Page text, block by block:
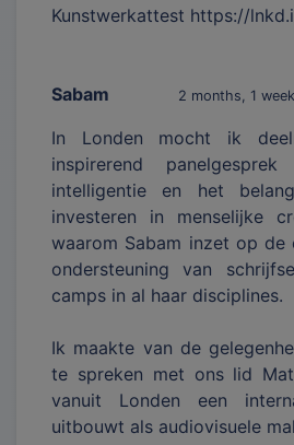
Kunstwerkattest https://
Sabam 2 months, 1
In Londen mocht ik
inspirerend
intelligentie en het
investeren in menselijke
waarom Sabam inzet op de
ondersteuning van
camps in al haar disciplines.
Ik maakte van de
te spreken met ons lid
vanuit Londen een
uitbouwt als audiovisuele